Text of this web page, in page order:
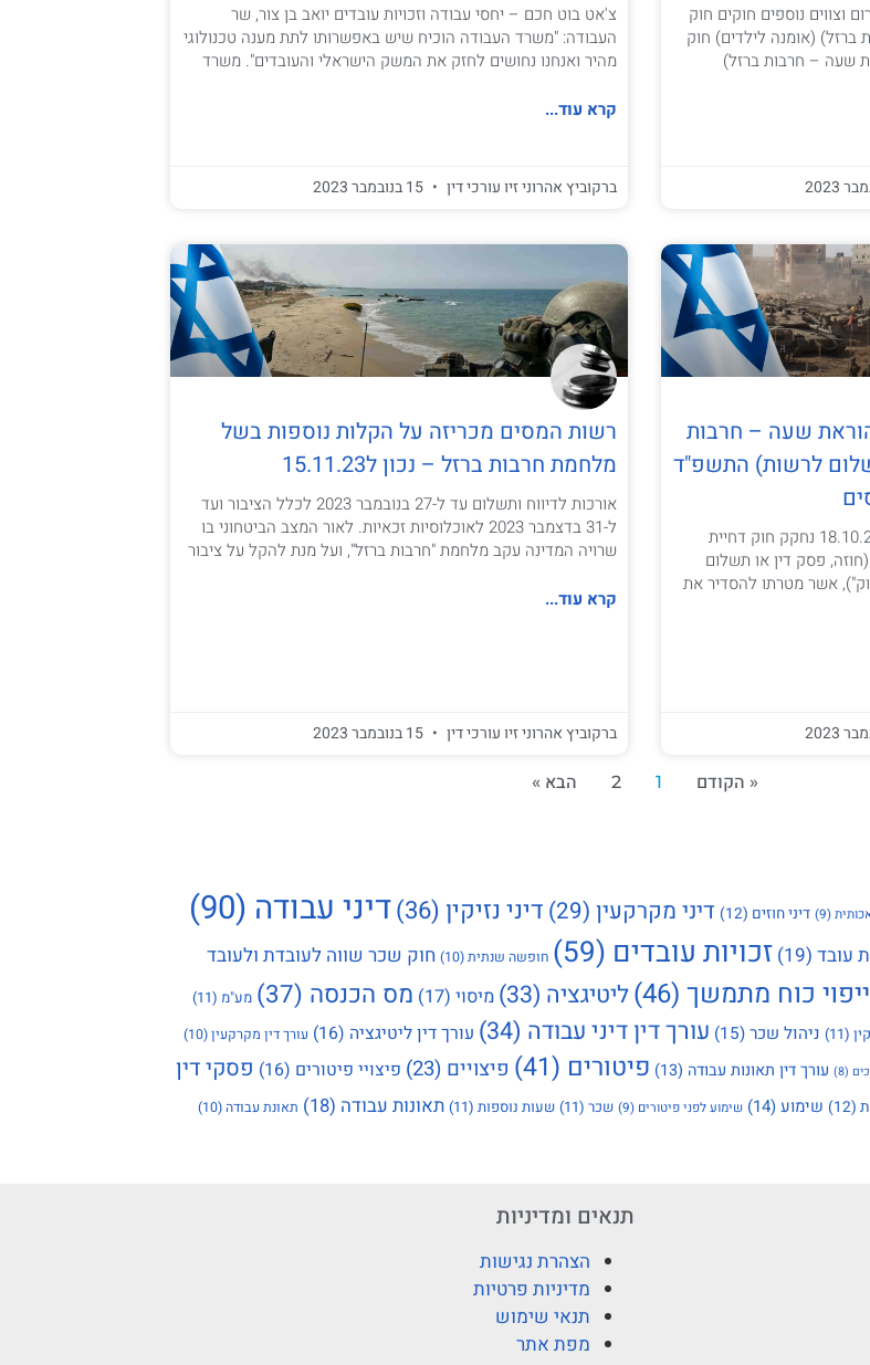
וצווים נוספים חוקים חוק
(אומנה לילדים) חוק
שעה – חרבות ברזל)
צ'אט בוט חכם – יחסי עבודה וזכויות עובדים יואב בן צור, שר
העבודה: "משרד העבודה הוכיח שיש באפשרותו לתת מענה טכנולוגי
מהיר ואנחנו נחושים לחזק את המשק הישראלי והעובדים". משרד
קרא עוד...
ברקוביץ אהרוני זיו עורכי דין
שעה – חרבות
לרשות) התשפ"ד
הוראת שעה – חרבות ברזל ביום 18.10.2023 נחקק חוק דחיית
פסק דין או תשלום
2023 (להלן "החוק"), אשר מטרתו להסדיר את
רשות המסים מכריזה על הקלות נוספות בשל
מלחמת חרבות ברזל – נכון ל15.11.23
אורכות לדיווח ותשלום עד ל-27 בנובמבר 2023 לכלל הציבור ועד
ל-31 בדצמבר 2023 לאוכלוסיות זכאיות. לאור המצב הביטחוני בו
שרויה המדינה עקב מלחמת "חרבות ברזל", ועל מנת להקל על ציבור
קרא עוד...
ברקוביץ אהרוני זיו עורכי דין
« הקודם 1
2 הבא »
(9) דיני חוזים (12) דיני מקרקעין (29) דיני נזיקין (36) דיני עבודה (90)
עובד (19) זכויות עובדים (59) חופשה שנתית(10)
חוק שכר שווה לעובדת ולעובד
ייפוי כוח מתמשך (46) ליטיגציה (33) מיסוי (17) מס הכנסה (37) מע"מ (11)
(11) ניהול שכר(15) עורך דין דיני עבודה (34) עורך דין ליטיגציה (16) עורך דין מקרקעין(10)
(8) עורך דין תאונות עבודה (13) פיטורים (41) פיצויים (23) פיצויי פיטורים (16)
פסקי דין
(12) שימוע(14) שימוע לפני פיטורים (9) שכר (11) שעות נוספות (11) תאונות עבודה (18) תאונת עבודה (10)
תנאים ומדיניות
הצהרת נגישות
מדיניות פרטיות
תנאי שימוש
מפת אתר